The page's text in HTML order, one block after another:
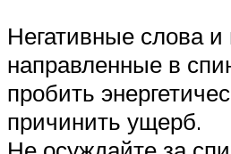
Негативные слова
направленные в
пробить
причинить ущерб.